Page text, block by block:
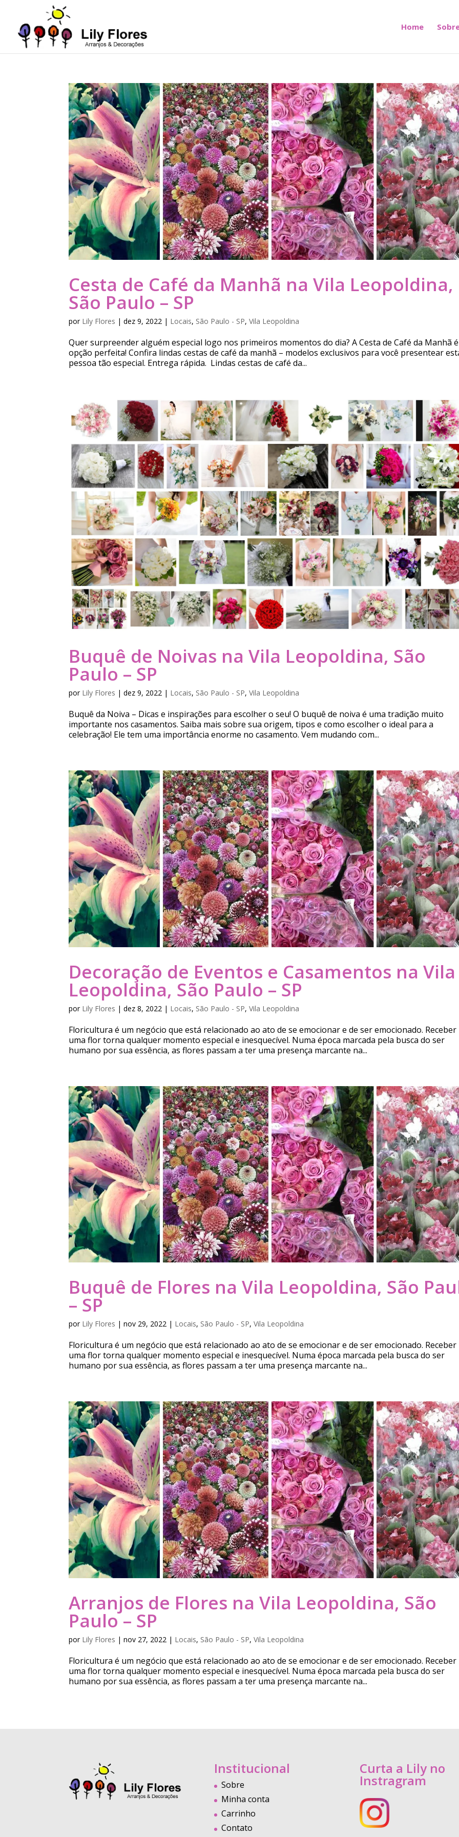
Home
Cesta de Café da Manhã na Vila Leopoldina,
São Paulo – SP
por Lily Flores |dez 9, 2022 | Locais, São Paulo - SP,Vila Leopoldina
Quer surpreender alguém especial logo nos primeiros momentos do dia? A Cesta de Café da Manhã
opção perfeita! Confira lindas cestas de café da manhã – modelos exclusivos para você presentear
pessoa tão especial. Entrega rápida. Lindas cestas de café da...
Buquê de Noivas na Vila Leopoldina, São
Paulo – SP
por Lily Flores |dez 9, 2022 | Locais, São Paulo - SP,Vila Leopoldina
Buquê da Noiva – Dicas e inspirações para escolher o seu! O buquê de noiva é uma tradição muito
importante nos casamentos. Saiba mais sobre sua origem, tipos e como escolher o ideal para a
celebração! Ele tem uma importância enorme no casamento. Vem mudando com...
Decoração de Eventos e Casamentos na Vila
Leopoldina, São Paulo – SP
por Lily Flores |dez 8, 2022 | Locais, São Paulo - SP,Vila Leopoldina
Floricultura é um negócio que está relacionado ao ato de se emocionar e de ser emocionado. Receber
uma flor torna qualquer momento especial e inesquecível. Numa época marcada pela busca do ser
humano por sua essência, as flores passam a ter uma presença marcante na...
Buquê de Flores na Vila Leopoldina, São
– SP
por Lily Flores |nov 29, 2022 | Locais, São Paulo - SP,Vila Leopoldina
Floricultura é um negócio que está relacionado ao ato de se emocionar e de ser emocionado. Receber
uma flor torna qualquer momento especial e inesquecível. Numa época marcada pela busca do ser
humano por sua essência, as flores passam a ter uma presença marcante na...
Arranjos de Flores na Vila Leopoldina, São
Paulo – SP
por Lily Flores |nov 27, 2022 | Locais, São Paulo - SP,Vila Leopoldina
Floricultura é um negócio que está relacionado ao ato de se emocionar e de ser emocionado. Receber
uma flor torna qualquer momento especial e inesquecível. Numa época marcada pela busca do ser
humano por sua essência, as flores passam a ter uma presença marcante na...
Institucional
Sobre
Minha conta
Carrinho
Contato
Curta a Lily no
Instragram